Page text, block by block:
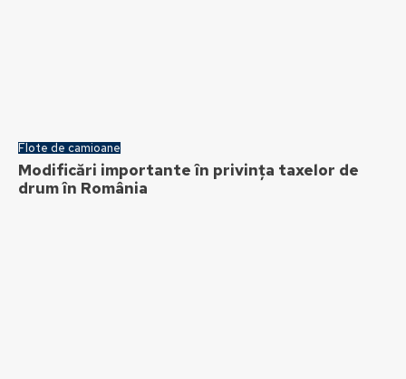
Flote de camioane
Modificări importante în privința taxelor de
drum în România